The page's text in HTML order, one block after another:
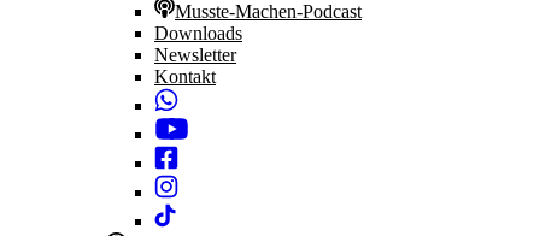
Musste-Machen-Podcast
Downloads
Newsletter
Kontakt